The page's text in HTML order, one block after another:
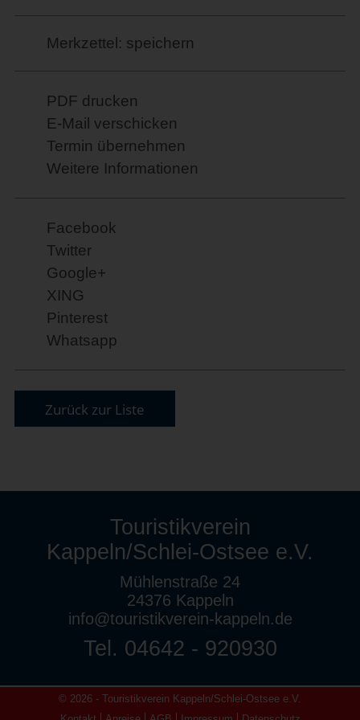
Merkzettel: speichern
PDF drucken
E-Mail verschicken
Termin übernehmen
Weitere Informationen
Facebook
Twitter
Google+
XING
Pinterest
Whatsapp
Zurück zur Liste
Touristikverein
Kappeln/Schlei-Ostsee e.V.
Mühlenstraße 24
24376 Kappeln
info@touristikverein-kappeln.de
Tel. 04642 - 920930
© 2026 - Touristikverein Kappeln/Schlei-Ostsee e.V.